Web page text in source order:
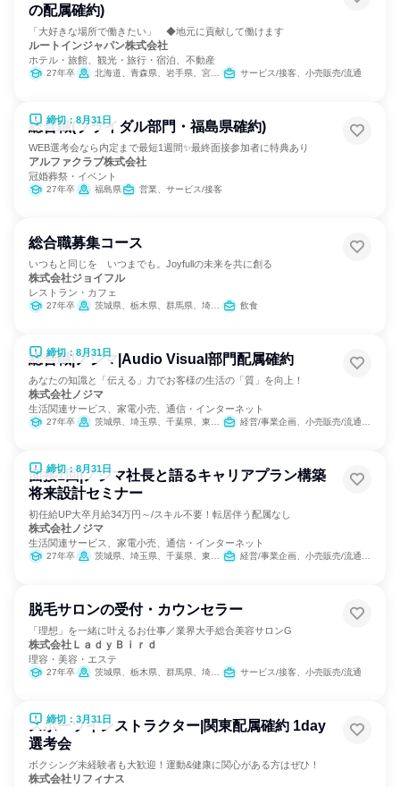
の配属確約)
「大好きな場所で働きたい」 ◆地元に貢献して働けます
ルートインジャパン株式会社
ホテル・旅館、観光・旅行・宿泊、不動産
27年卒 北海道、青森県、岩手県、宮城県、秋田県、山形県、福島県、茨城県、栃木県、群馬県、埼玉県、千葉県、東京都、神奈川県、新潟県、富山県、石川県、福井県、山梨県、長野県、岐阜県、静岡県、愛知県、三重県、滋賀県、京都府、大阪府、兵庫県、奈良県、和歌山県、鳥取県、島根県、岡山県、広島県、山口県、徳島県、香川県、愛媛県、福岡県、佐賀県、長崎県、熊本県、大分県、宮崎県、鹿児島県、沖縄県 サービス/接客、小売販売/流通
締切：8月31日
総合職(ブライダル部門・福島県確約)
WEB選考会なら内定まで最短1週間✨最終面接参加者に特典あり
アルファクラブ株式会社
冠婚葬祭・イベント
27年卒 福島県 営業、サービス/接客
総合職募集コース
いつもと同じを いつまでも。Joyfullの未来を共に創る
株式会社ジョイフル
レストラン・カフェ
27年卒 茨城県、栃木県、群馬県、埼玉県、千葉県、東京都 飲食
締切：8月31日
総合職|ノジマ|Audio Visual部門配属確約
あなたの知識と「伝える」力でお客様の生活の「質」を向上！
株式会社ノジマ
生活関連サービス、家電小売、通信・インターネット
27年卒 茨城県、埼玉県、千葉県、東京都、神奈川県、新潟県、山梨県、長野県、静岡県 経営/事業企画、小売販売/流通、SCM/生産管理/購買/物流
締切：8月31日
面接1回|ノジマ社長と語るキャリアプラン構築
将来設計セミナー
初任給UP大卒月給34万円～/スキル不要！転居伴う配属なし
株式会社ノジマ
生活関連サービス、家電小売、通信・インターネット
27年卒 茨城県、埼玉県、千葉県、東京都、神奈川県、新潟県、山梨県、長野県、静岡県 経営/事業企画、小売販売/流通、SCM/生産管理/購買/物流
脱毛サロンの受付・カウンセラー
「理想」を一緒に叶えるお仕事／業界大手総合美容サロンG
株式会社ＬａｄｙＢｉｒｄ
理容・美容・エステ
27年卒 茨城県、栃木県、群馬県、埼玉県、千葉県、神奈川県、新潟県、山梨県、長野県 サービス/接客、小売販売/流通
締切：3月31日
スポーツインストラクター|関東配属確約 1day
選考会
ボクシング未経験者も大歓迎！運動&健康に関心がある方はぜひ！
株式会社リフィナス